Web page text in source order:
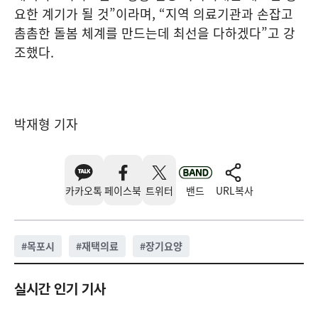
요한 계기가 될 것”이라며, “지역 의료기관과 손잡고
촘촘한 돌봄 체계를 만드는데 최선을 다하겠다”고 강
조했다.
박재형 기자
카카오톡 페이스북 트위터 밴드 URL복사
#목포시 #재택의료 #장기요양
실시간 인기 기사